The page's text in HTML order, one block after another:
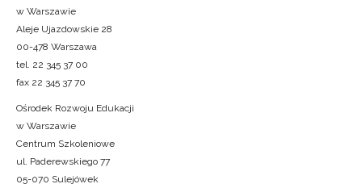
w Warszawie
Aleje Ujazdowskie 28
00-478 Warszawa
tel. 22 345 37 00
fax 22 345 37 70
Ośrodek Rozwoju Edukacji
w Warszawie
Centrum Szkoleniowe
ul. Paderewskiego 77
05-070 Sulejówek